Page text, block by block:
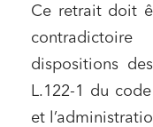
Ce retrait doit
dispositions
L.122-1 du
et